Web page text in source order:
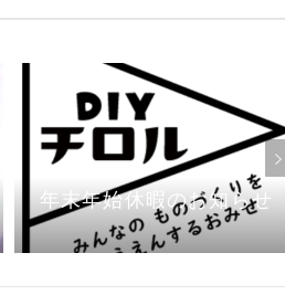
年末年始休暇のお知らせ